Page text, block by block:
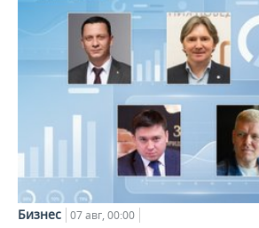
Бизнес 07 авг, 00:00